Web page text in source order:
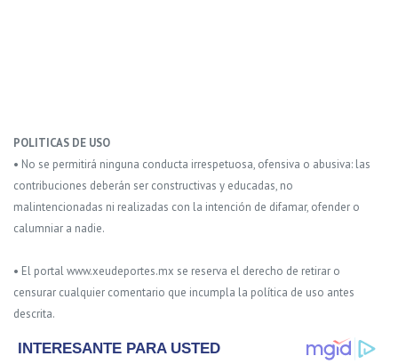
POLITICAS DE USO
• No se permitirá ninguna conducta irrespetuosa, ofensiva o abusiva: las
contribuciones deberán ser constructivas y educadas, no
malintencionadas ni realizadas con la intención de difamar, ofender o
calumniar a nadie.
• El portal www.xeudeportes.mx se reserva el derecho de retirar o
censurar cualquier comentario que incumpla la política de uso antes
descrita.